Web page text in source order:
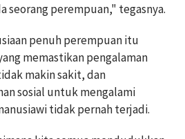
seorang perempuan," tegasnya.
penuh perempuan itu
memastikan pengalaman
makin sakit, dan
sosial untuk mengalami
tidak pernah terjadi.